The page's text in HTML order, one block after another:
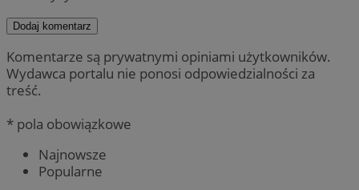
Dodaj komentarz
Komentarze są prywatnymi opiniami użytkowników.
Wydawca portalu nie ponosi odpowiedzialności za
treść.
* pola obowiązkowe
Najnowsze
Popularne